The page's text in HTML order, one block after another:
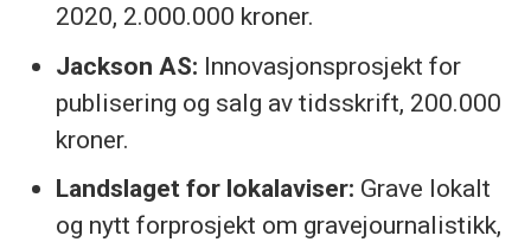
2020, 2.000.000 kroner.
Jackson AS: Innovasjonsprosjekt for
publisering og salg av tidsskrift, 200.000
kroner.
Landslaget for lokalaviser: Grave lokalt
og nytt forprosjekt om gravejournalistikk,